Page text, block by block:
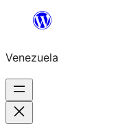
Saltar
contenido
Venezuela